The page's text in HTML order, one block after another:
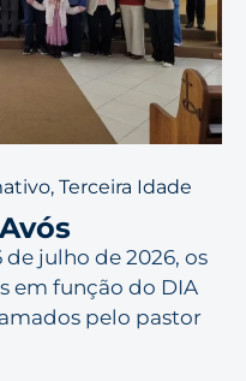
,Terceira Idade
de julho de 2026, os
em função do DIA
pelo pastor